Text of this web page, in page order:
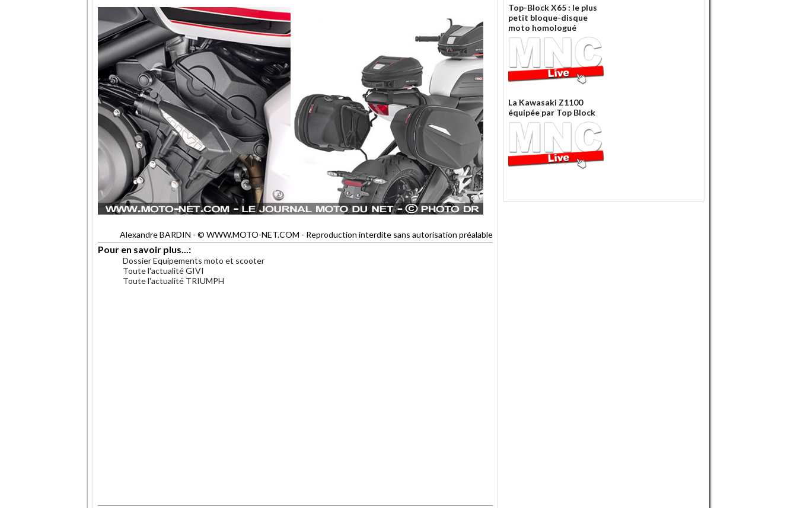
Alexandre BARDIN - © WWW.MOTO-NET.COM - Reproduction interdite sans autorisation préalable
Pour en savoir plus...:
Dossier Equipements moto et scooter
Toute l'actualité GIVI
Toute l'actualité TRIUMPH
Top-Block X65 : le plus
petit bloque-disque
moto homologué
La Kawasaki Z1100
équipée par Top Block